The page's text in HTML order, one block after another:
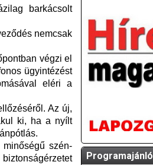
barkácsolt
nemcsak
végzi el
ügyintézést
eléri a
Az új,
ki, ha a nyílt
szén-
Programajánló